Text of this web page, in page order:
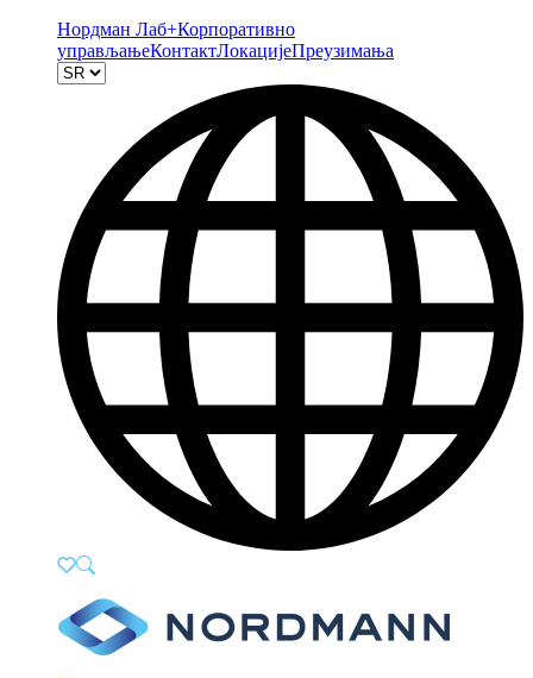
Нордман Лаб+Корпоративно
управљањеКонтактЛокацијеПреузимања